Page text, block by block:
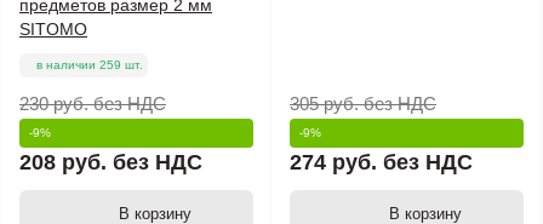
предметов размер 2 мм
SITOMO
в наличии 259 шт.
230 руб.без НДС
-9%
208 руб. без НДС
В корзину
305 руб.без НДС
-9%
274 руб. без НДС
В корзину